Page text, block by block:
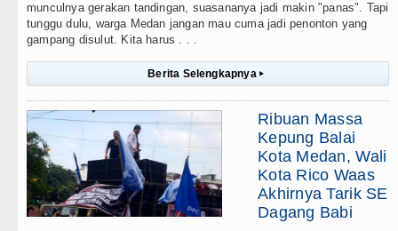
munculnya gerakan tandingan, suasananya jadi makin "panas". Tapi
tunggu dulu, warga Medan jangan mau cuma jadi penonton yang
gampang disulut. Kita harus . . .
Berita Selengkapnya ▸
Ribuan Massa
Kepung Balai
Kota Medan, Wali
Kota Rico Waas
Akhirnya Tarik SE
Dagang Babi